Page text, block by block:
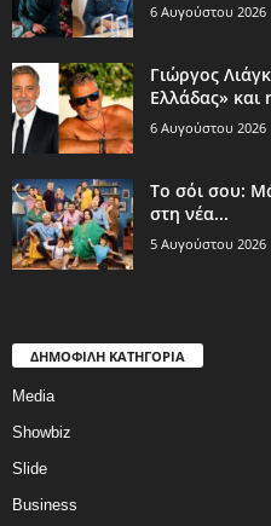
6 Αυγούστου 2026
Γιώργος
Ελλάδας»
6 Αυγούστου 2026
Το σόι σου:
στη νέα...
5 Αυγούστου 2026
ΔΗΜΟΦΙΛΗ ΚΑΤΗΓΟΡΙΑ
Media
Showbiz
Slide
Business